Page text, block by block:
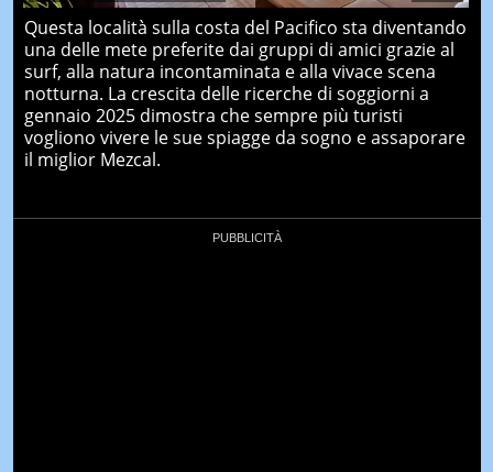
Questa località sulla costa del Pacifico sta diventando
una delle mete preferite dai gruppi di amici grazie al
surf, alla natura incontaminata e alla vivace scena
notturna. La crescita delle ricerche di soggiorni a
gennaio 2025 dimostra che sempre più turisti
vogliono vivere le sue spiagge da sogno e assaporare
il miglior Mezcal.